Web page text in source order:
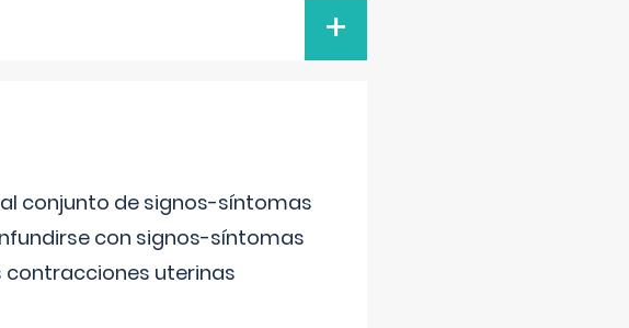
+
conjunto de signos-síntomas
con signos-síntomas
uterinas